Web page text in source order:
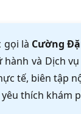
gọi là Cường
và Dịch
tế, biên tập
thích khám